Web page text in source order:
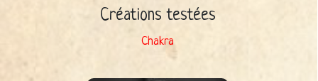
Créations testées
Chakra